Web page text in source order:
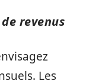
revenus
Les